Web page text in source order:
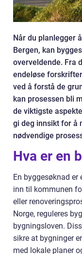
Når du planlegger
Bergen, kan
overveldende. Fra
endeløse
ved å forstå de
kan prosessen bli
de viktigste
gi deg innsikt for å
nødvendige
Hva er en
En byggesøknad
inn til kommunen
eller
Norge, reguleres
bygningsloven.
sikre at bygninger
med lokale planer